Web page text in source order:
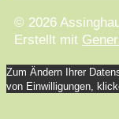
© 2026
Erstellt mit
Zum Ändern Ihrer
von Einwilligungen,